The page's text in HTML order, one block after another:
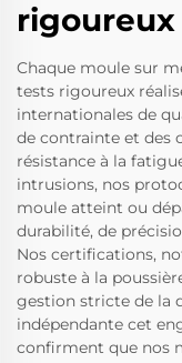
rigoureux
Chaque moule sur
tests rigoureux
internationales de
de contrainte et des
résistance à la
intrusions, nos
moule atteint ou
durabilité, de
Nos certifications,
robuste à la
gestion stricte de la
indépendante cet
confirment que nos